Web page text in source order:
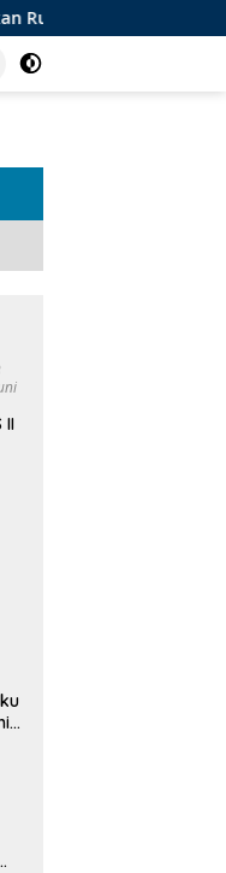
dan Kebersihan Pasar
DD Door To
II